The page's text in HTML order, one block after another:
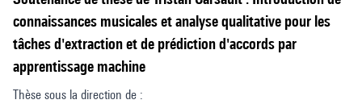
connaissances musicales et analyse qualitative pour les
tâches d'extraction et de prédiction d'accords par
apprentissage machine
Thèse sous la direction de :